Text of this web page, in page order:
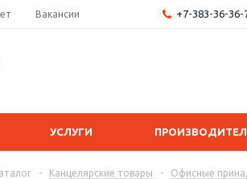
Вакансии +7-383-36-36-
УСЛУГИ
- Канцелярские товары - Офисные